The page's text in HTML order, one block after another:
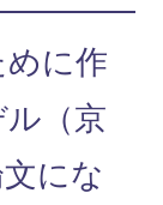
めに作
（京
にな